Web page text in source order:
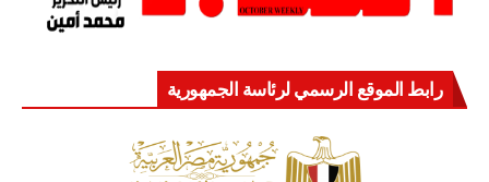
رابط الموقع الرسمي لرئاسة الجمهورية